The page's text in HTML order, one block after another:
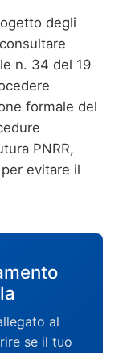
degli
n. 34 del 19
formale del
PNRR,
evitare il
al
se il tuo